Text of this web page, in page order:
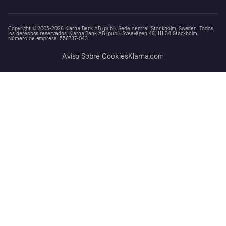
Copyright © 2005-2026 Klarna Bank AB (publ). Sede central: Stockholm, Sweden. Todos
los derechos reservados. Klarna Bank AB (publ). Sveavägen 46, 111 34 Stockholm.
Número de empresa: 556737-0431
Aviso Sobre CookiesKlarna.com